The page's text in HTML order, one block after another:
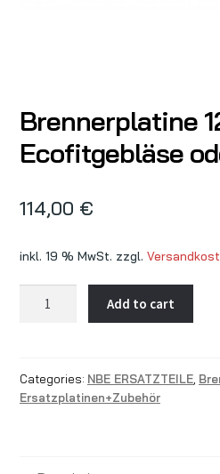
Brennerplatine
Ecofitgebläse
114,00 €
inkl. 19 % MwSt. zzgl.
Brennerplatine
Ecofitgebläse
oder
Add to cart
Categories: NBE ERSATZTEILE,
Ersatzplatinen+Zubehör